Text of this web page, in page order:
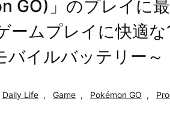
GO)」のプレイに
ームプレイに快適
イルバッテリー～
Daily Life , Game , Pokémon GO ,